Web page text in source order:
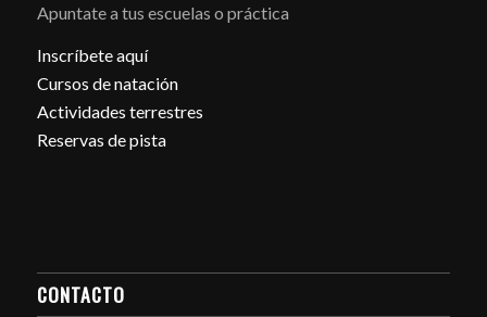
Apuntate a tus escuelas o práctica
Inscríbete aquí
Cursos de natación
Actividades terrestres
Reservas de pista
CONTACTO